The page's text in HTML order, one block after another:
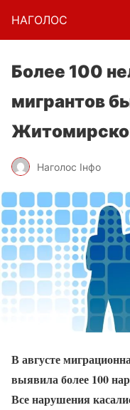
НАГОЛОC
Более 100
мигрантов
Наголос Інфо
В августе
выявила более 100
Все нарушения